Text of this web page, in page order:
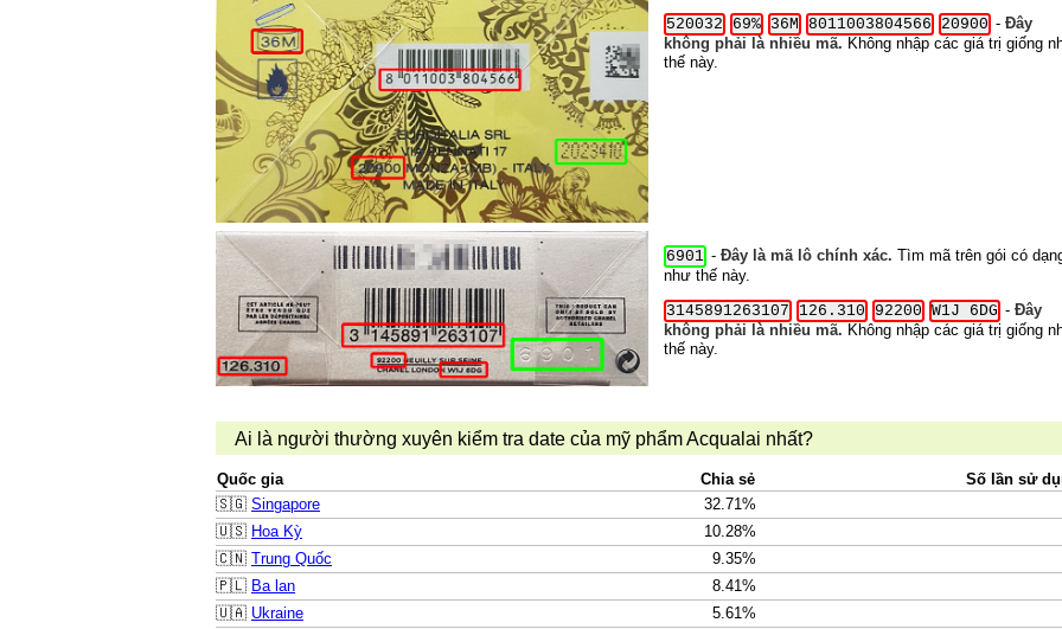
520032
69% 36M 8011003804566 20900 - Đây
không phải là nhiều mã. Không nhập các giá trị giống
thế này.
6901 - Đây là mã lô chính xác. Tìm mã trên gói có
như thế này.
3145891263107
126.310 92200 W1J 6DG - Đây
không phải là nhiều mã. Không nhập các giá trị giống
thế này.
Ai là người thường xuyên kiểm tra date của mỹ phẩm Acqualai nhất?
Quốc gia Chia sẻ
Số lần sử
🇸🇬 Singapore 32.71%
🇺🇸 Hoa Kỳ 10.28%
🇨🇳 Trung Quốc 9.35%
🇵🇱 Ba lan 8.41%
🇺🇦 Ukraine 5.61%